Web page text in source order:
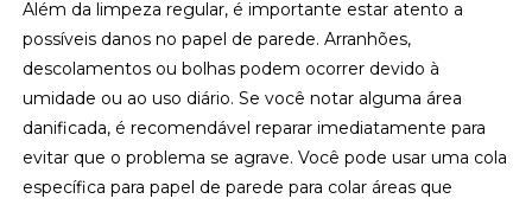
Além da limpeza regular, é importante estar atento a
possíveis danos no papel de parede. Arranhões,
descolamentos ou bolhas podem ocorrer devido à
umidade ou ao uso diário. Se você notar alguma área
danificada, é recomendável reparar imediatamente para
evitar que o problema se agrave. Você pode usar uma cola
específica para papel de parede para colar áreas que